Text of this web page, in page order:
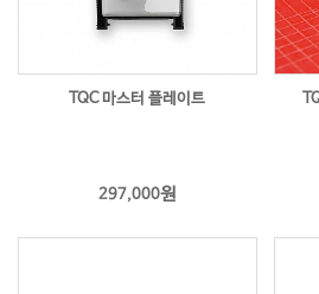
TQC 마스터 플레이트
297,000원